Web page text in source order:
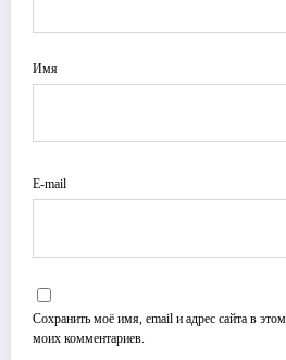
Имя
E-mail
Сохранить моё имя, email и адрес сайта в
моих комментариев.